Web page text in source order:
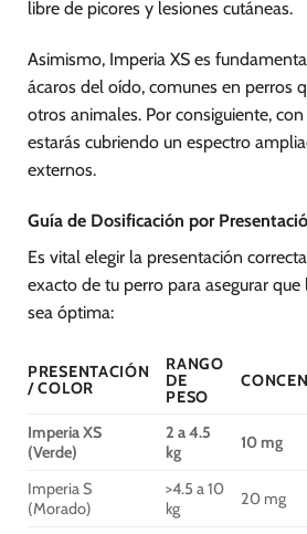
libre de picores y lesiones cutáneas.
Asimismo, Imperia XS es
ácaros del oído, comunes en perros
otros animales. Por consiguiente,
estarás cubriendo un espectro
externos.
Guía de Dosificación por
Es vital elegir la presentación
exacto de tu perro para asegurar
sea óptima:
PRESENTACIÓN
/ COLOR
RANGO
DE
PESO
Imperia XS
(Verde)
2 a 4.5
kg
10 mg
Imperia S
(Morado)
>4.5 a 10
kg
20 mg